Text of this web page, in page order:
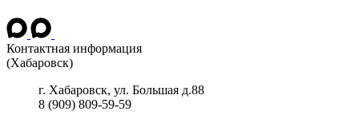
Контактная информация
(Хабаровск)
г. Хабаровск, ул. Большая д.88
8 (909) 809-59-59